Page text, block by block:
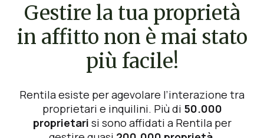
Gestire la tua proprietà
in affitto non è mai stato
più facile!
Rentila esiste per agevolare l’interazione tra
proprietari e inquilini. Più di 50.000
proprietari si sono affidati a Rentila per